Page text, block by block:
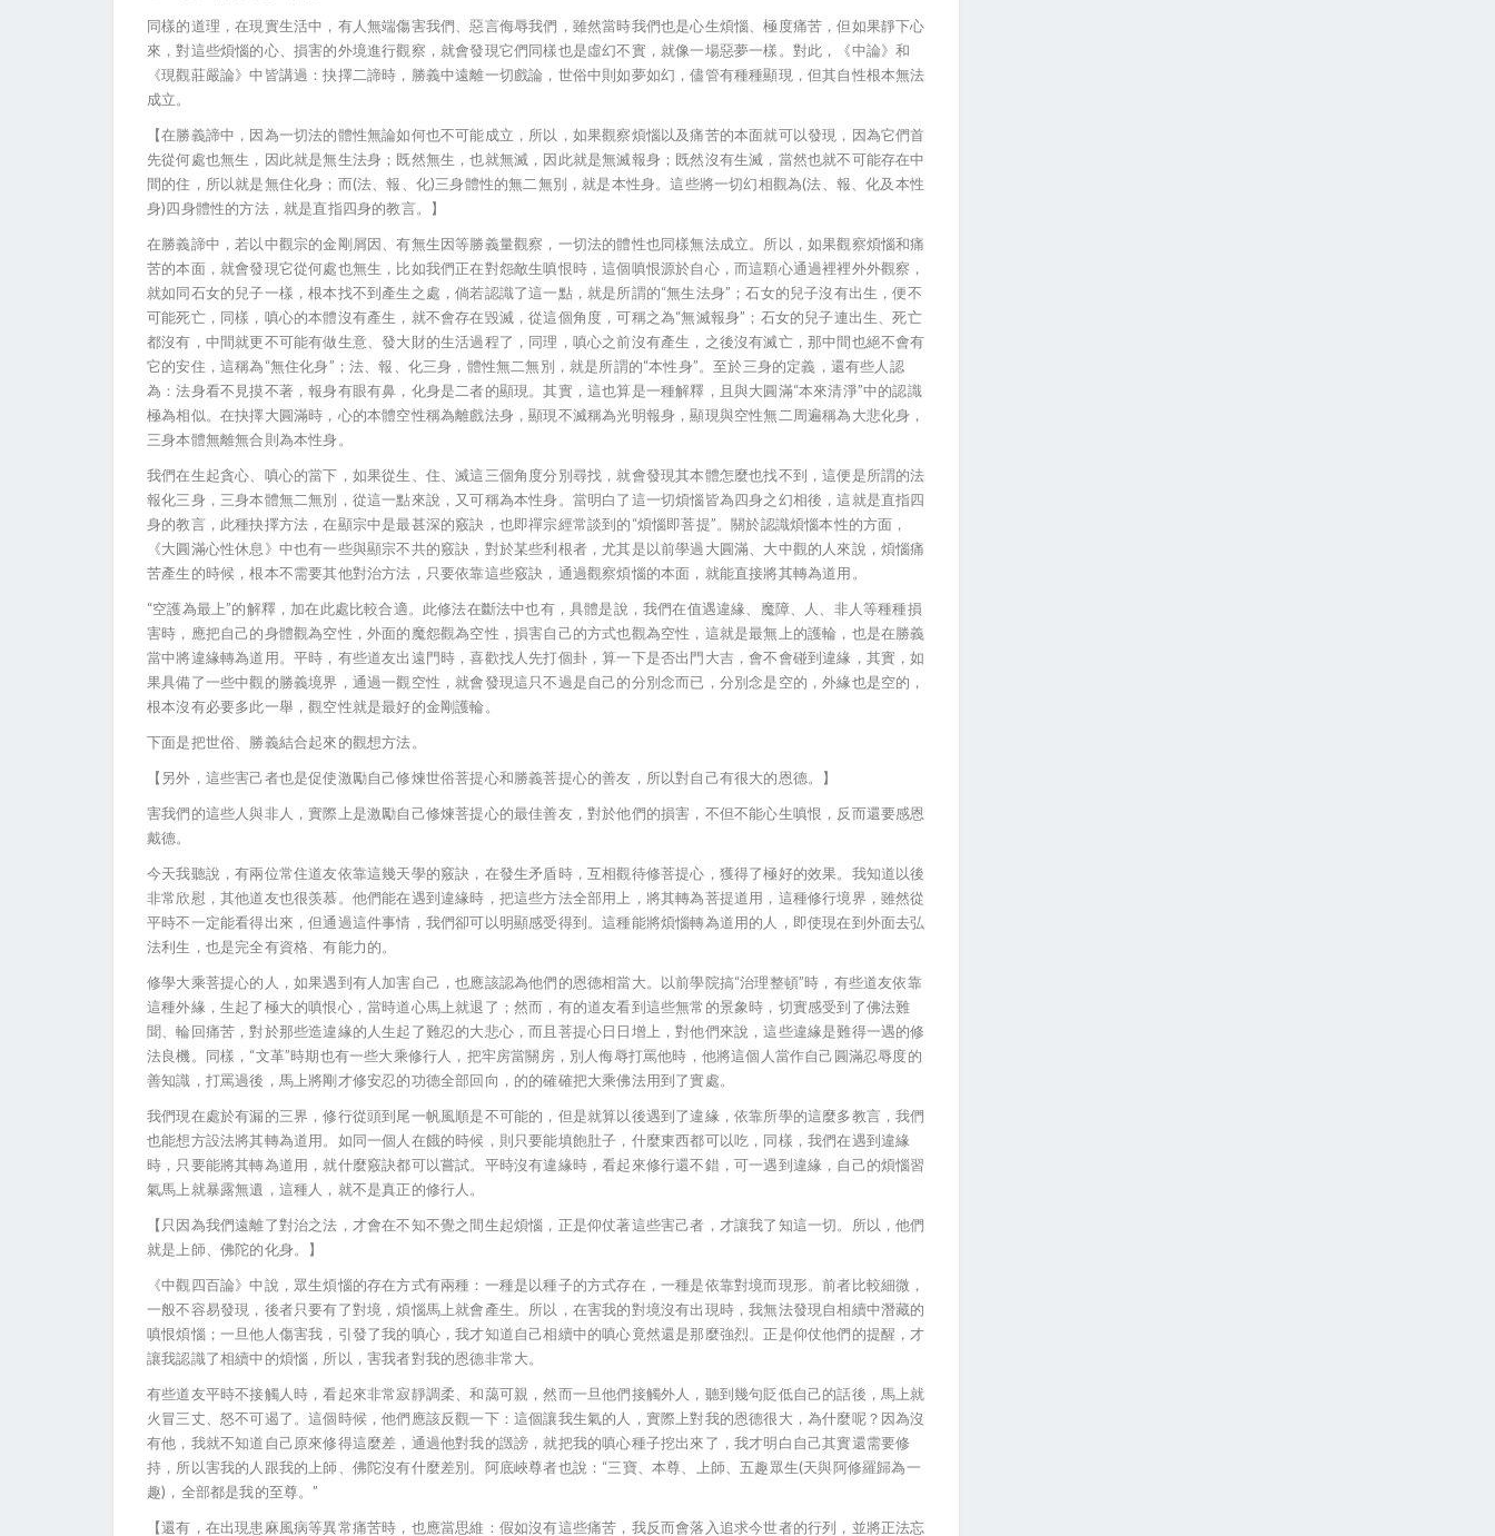
同樣的道理，在現實生活中，有人無端傷害我們、惡言侮辱我們，雖然當時我們也是心生煩惱、極度痛苦，但如果靜下心
來，對這些煩惱的心、損害的外境進行觀察，就會發現它們同樣也是虛幻不實，就像一場惡夢一樣。對此，《中論》和
《現觀莊嚴論》中皆講過：抉擇二諦時，勝義中遠離一切戲論，世俗中則如夢如幻，儘管有種種顯現，但其自性根本無法
成立。
【在勝義諦中，因為一切法的體性無論如何也不可能成立，所以，如果觀察煩惱以及痛苦的本面就可以發現，因為它們首
先從何處也無生，因此就是無生法身；既然無生，也就無滅，因此就是無滅報身；既然沒有生滅，當然也就不可能存在中
間的住，所以就是無住化身；而(法、報、化)三身體性的無二無別，就是本性身。這些將一切幻相觀為(法、報、化及本性
身)四身體性的方法，就是直指四身的教言。】
在勝義諦中，若以中觀宗的金剛屑因、有無生因等勝義量觀察，一切法的體性也同樣無法成立。所以，如果觀察煩惱和痛
苦的本面，就會發現它從何處也無生，比如我們正在對怨敵生嗔恨時，這個嗔恨源於自心，而這顆心通過裡裡外外觀察，
就如同石女的兒子一樣，根本找不到產生之處，倘若認識了這一點，就是所謂的“無生法身”；石女的兒子沒有出生，便不
可能死亡，同樣，嗔心的本體沒有產生，就不會存在毀滅，從這個角度，可稱之為“無滅報身”；石女的兒子連出生、死亡
都沒有，中間就更不可能有做生意、發大財的生活過程了，同理，嗔心之前沒有產生，之後沒有滅亡，那中間也絕不會有
它的安住，這稱為“無住化身”；法、報、化三身，體性無二無別，就是所謂的“本性身”。至於三身的定義，還有些人認
為：法身看不見摸不著，報身有眼有鼻，化身是二者的顯現。其實，這也算是一種解釋，且與大圓滿“本來清淨”中的認識
極為相似。在抉擇大圓滿時，心的本體空性稱為離戲法身，顯現不滅稱為光明報身，顯現與空性無二周遍稱為大悲化身，
三身本體無離無合則為本性身。
我們在生起貪心、嗔心的當下，如果從生、住、滅這三個角度分別尋找，就會發現其本體怎麼也找不到，這便是所謂的法
報化三身，三身本體無二無別，從這一點來說，又可稱為本性身。當明白了這一切煩惱皆為四身之幻相後，這就是直指四
身的教言，此種抉擇方法，在顯宗中是最甚深的竅訣，也即禪宗經常談到的“煩惱即菩提”。關於認識煩惱本性的方面，
《大圓滿心性休息》中也有一些與顯宗不共的竅訣，對於某些利根者，尤其是以前學過大圓滿、大中觀的人來說，煩惱痛
苦產生的時候，根本不需要其他對治方法，只要依靠這些竅訣，通過觀察煩惱的本面，就能直接將其轉為道用。
“空護為最上”的解釋，加在此處比較合適。此修法在斷法中也有，具體是說，我們在值遇違緣、魔障、人、非人等種種損
害時，應把自己的身體觀為空性，外面的魔怨觀為空性，損害自己的方式也觀為空性，這就是最無上的護輪，也是在勝義
當中將違緣轉為道用。平時，有些道友出遠門時，喜歡找人先打個卦，算一下是否出門大吉，會不會碰到違緣，其實，如
果具備了一些中觀的勝義境界，通過一觀空性，就會發現這只不過是自己的分別念而已，分別念是空的，外緣也是空的，
根本沒有必要多此一舉，觀空性就是最好的金剛護輪。
下面是把世俗、勝義結合起來的觀想方法。
【另外，這些害己者也是促使激勵自己修煉世俗菩提心和勝義菩提心的善友，所以對自己有很大的恩德。】
害我們的這些人與非人，實際上是激勵自己修煉菩提心的最佳善友，對於他們的損害，不但不能心生嗔恨，反而還要感恩
戴德。
今天我聽說，有兩位常住道友依靠這幾天學的竅訣，在發生矛盾時，互相觀待修菩提心，獲得了極好的效果。我知道以後
非常欣慰，其他道友也很羡慕。他們能在遇到違緣時，把這些方法全部用上，將其轉為菩提道用，這種修行境界，雖然從
平時不一定能看得出來，但通過這件事情，我們卻可以明顯感受得到。這種能將煩惱轉為道用的人，即使現在到外面去弘
法利生，也是完全有資格、有能力的。
修學大乘菩提心的人，如果遇到有人加害自己，也應該認為他們的恩德相當大。以前學院搞“治理整頓”時，有些道友依靠
這種外緣，生起了極大的嗔恨心，當時道心馬上就退了；然而，有的道友看到這些無常的景象時，切實感受到了佛法難
聞、輪回痛苦，對於那些造違緣的人生起了難忍的大悲心，而且菩提心日日增上，對他們來說，這些違緣是難得一遇的修
法良機。同樣，“文革”時期也有一些大乘修行人，把牢房當關房，別人侮辱打罵他時，他將這個人當作自己圓滿忍辱度的
善知識，打罵過後，馬上將剛才修安忍的功德全部回向，的的確確把大乘佛法用到了實處。
我們現在處於有漏的三界，修行從頭到尾一帆風順是不可能的，但是就算以後遇到了違緣，依靠所學的這麼多教言，我們
也能想方設法將其轉為道用。如同一個人在餓的時候，則只要能填飽肚子，什麼東西都可以吃，同樣，我們在遇到違緣
時，只要能將其轉為道用，就什麼竅訣都可以嘗試。平時沒有違緣時，看起來修行還不錯，可一遇到違緣，自己的煩惱習
氣馬上就暴露無遺，這種人，就不是真正的修行人。
【只因為我們遠離了對治之法，才會在不知不覺之間生起煩惱，正是仰仗著這些害己者，才讓我了知這一切。所以，他們
就是上師、佛陀的化身。】
《中觀四百論》中說，眾生煩惱的存在方式有兩種：一種是以種子的方式存在，一種是依靠對境而現形。前者比較細微，
一般不容易發現，後者只要有了對境，煩惱馬上就會產生。所以，在害我的對境沒有出現時，我無法發現自相續中潛藏的
嗔恨煩惱；一旦他人傷害我，引發了我的嗔心，我才知道自己相續中的嗔心竟然還是那麼強烈。正是仰仗他們的提醒，才
讓我認識了相續中的煩惱，所以，害我者對我的恩德非常大。
有些道友平時不接觸人時，看起來非常寂靜調柔、和藹可親，然而一旦他們接觸外人，聽到幾句貶低自己的話後，馬上就
火冒三丈、怒不可遏了。這個時候，他們應該反觀一下：這個讓我生氣的人，實際上對我的恩德很大，為什麼呢？因為沒
有他，我就不知道自己原來修得這麼差，通過他對我的譭謗，就把我的嗔心種子挖出來了，我才明白自己其實還需要修
持，所以害我的人跟我的上師、佛陀沒有什麼差別。阿底峽尊者也說：“三寶、本尊、上師、五趣眾生(天與阿修羅歸為一
趣)，全部都是我的至尊。”
【還有，在出現患麻風病等異常痛苦時，也應當思維：假如沒有這些痛苦，我反而會落入追求今世者的行列，並將正法忘